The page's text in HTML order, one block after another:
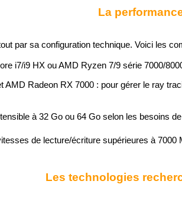
La
par sa configuration technique. Voici les
i7/i9 HX ou AMD Ryzen 7/9 série 7000/
AMD Radeon RX 7000 : pour gérer le ray
à 32 Go ou 64 Go selon les besoins
de lecture/écriture supérieures à
Les technologies